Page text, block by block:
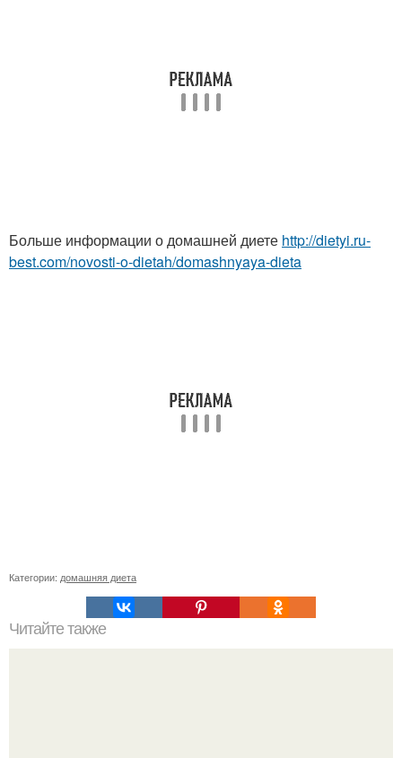
Больше информации о домашней диете http://dietyi.ru-
best.com/novosti-o-dietah/domashnyaya-dieta
Категории: домашняя диета
Читайте также